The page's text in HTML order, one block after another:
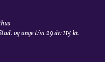
og unge t/m 29 år: 115 kr.